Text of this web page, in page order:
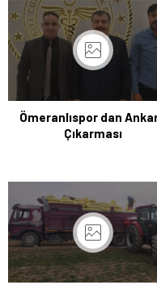
Ömeranlıspor dan
Çıkarması